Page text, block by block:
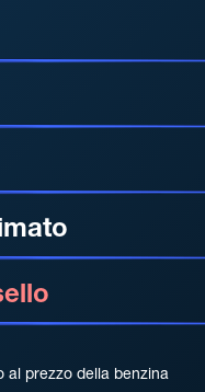
al prezzo della benzina